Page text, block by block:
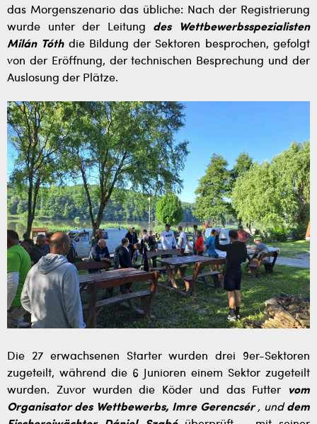
das Morgenszenario das übliche: Nach der Registrierung
wurde unter der Leitung des Wettbewerbsspezialisten
Milán Tóthdie Bildung der Sektoren besprochen, gefolgt
von der Eröffnung, der technischen Besprechung und der
Auslosung der Plätze.
Die 27 erwachsenen Starter wurden drei 9er-Sektoren
zugeteilt, während die 6 Junioren einem Sektor zugeteilt
wurden. Zuvor wurden die Köder und das Futter
vom
Organisator des Wettbewerbs, Imre Gerencsér, und dem